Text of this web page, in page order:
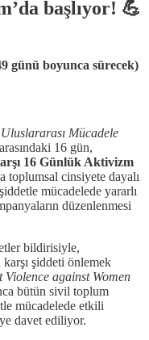
başlıyor! 💪
günü boyunca sürecek)
Mücadele
arasındaki 16 gün,
16 Günlük Aktivizm
cinsiyete dayalı
mücadelede yararlı
düzenlenmesi
bildirisiyle,
şiddeti önlemek
against Women
bütün sivil toplum
mücadelede etkili
davet ediliyor.